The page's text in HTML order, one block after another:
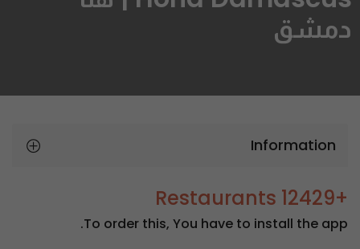
دمشق
Information
+12429 Restaurants
To order this, You have to install the app.